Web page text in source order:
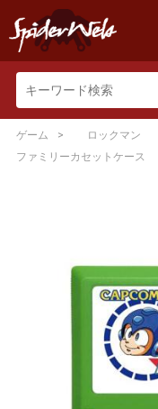
ゲーム
ロックマン
ファミリーカセットケース